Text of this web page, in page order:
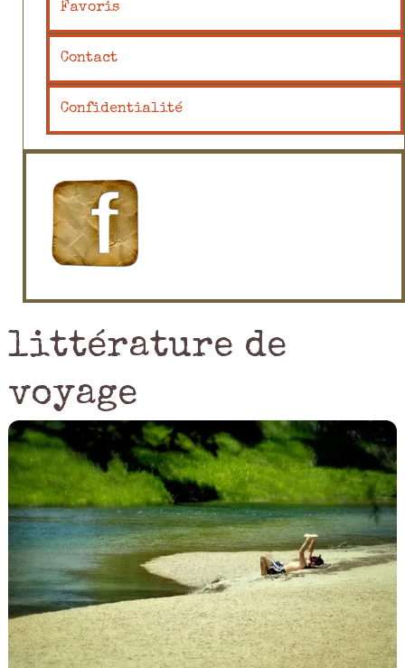
Favoris
Contact
Confidentialité
littérature de
voyage